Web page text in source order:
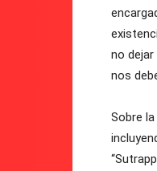
no
nos
Sobre